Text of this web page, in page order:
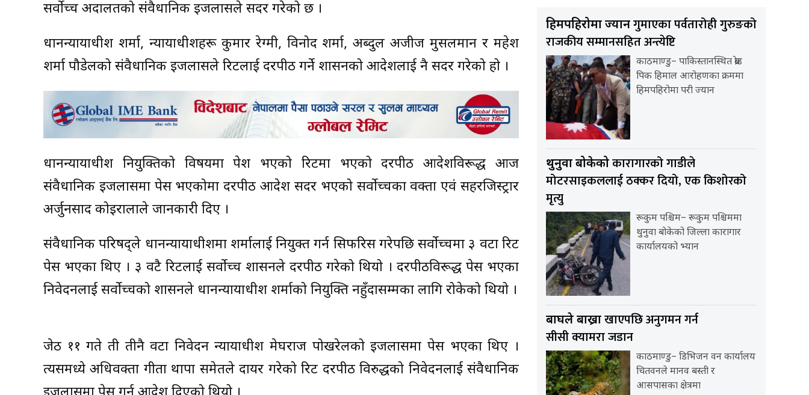
सर्वोच्च अदालतको संवैधानिक इजलासले सदर गरेको छ ।
प्रधानन्यायाधीश शर्मा, न्यायाधीशहरू कुमार रेग्मी, विनोद शर्मा, अब्दुल अजीज मुसलमान र महेश
शर्मा पौडेलको संवैधानिक इजलासले रिटलाई दरपीठ गर्ने प्रशासनको आदेशलाई नै सदर गरेको हो ।
प्रधानन्यायाधीश नियुक्तिको विषयमा पेश भएको रिटमा भएको दरपीठ आदेशविरूद्ध आज
संवैधानिक इजलासमा पेस भएकोमा दरपीठ आदेश सदर भएको सर्वाेच्चका प्रवक्ता एवं सहरजिस्ट्रार
अर्जुनप्रसाद कोइरालाले जानकारी दिए ।
संवैधानिक परिषद्ले प्रधानन्यायाधीशमा शर्मालाई नियुक्त गर्न सिफरिस गरेपछि सर्वोच्चमा ३ वटा रिट
पेस भएका थिए । ३ वटै रिटलाई सर्वोच्च प्रशासनले दरपीठ गरेको थियो । दरपीठविरूद्ध पेस भएका
निवेदनलाई सर्वोच्चको प्रशासनले प्रधानन्यायाधीश शर्माको नियुक्ति नहुँदासम्मका लागि रोकेको थियो ।
जेठ ११ गते ती तीनै वटा निवेदन न्यायाधीश मेघराज पोखरेलको इजलासमा पेस भएका थिए ।
त्यसमध्ये अधिवक्ता गीता थापा समेतले दायर गरेको रिट दरपीठ विरुद्धको निवेदनलाई संवैधानिक
हिमपहिरोमा ज्यानगुमाएका पर्वतारोही गुरुङको
राजकीय सम्मानसहित अन्त्येष्टि
काठमाण्डु– पाकिस्तानस्थित ब्रोड
पिक हिमाल आरोहणका क्रममा
हिमपहिरोमा परी ज्यान
थुनुवा बोकेकोकारागारको गाडीले
मोटरसाइकललाई ठक्कर दियो, एक किशोरको
मृत्यु
रूकुम पश्चिम– रूकुम पश्चिममा
थुनुवा बोकेको जिल्ला कारागार
कार्यालयको भ्यान
बाघले बाख्राखाएपछि अनुगमन गर्न
सीसी क्यामरा जडान
काठमाण्डु– डिभिजन वन कार्यालय
चितवनले मानव बस्ती र
आसपासका क्षेत्रमा